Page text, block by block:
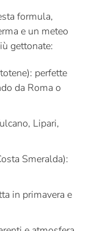
formula,
e un meteo
gettonate:
perfette
da Roma o
Lipari,
Smeralda):
in primavera e